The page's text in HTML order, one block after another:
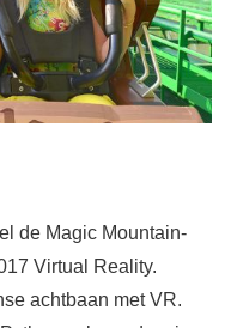
de Magic Mountain-
Virtual Reality.
achtbaan met VR.